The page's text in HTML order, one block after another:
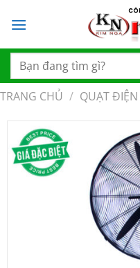
đến
dung
Tìm
kiếm:
TRANG CHỦ / QUẠT ĐIỆN